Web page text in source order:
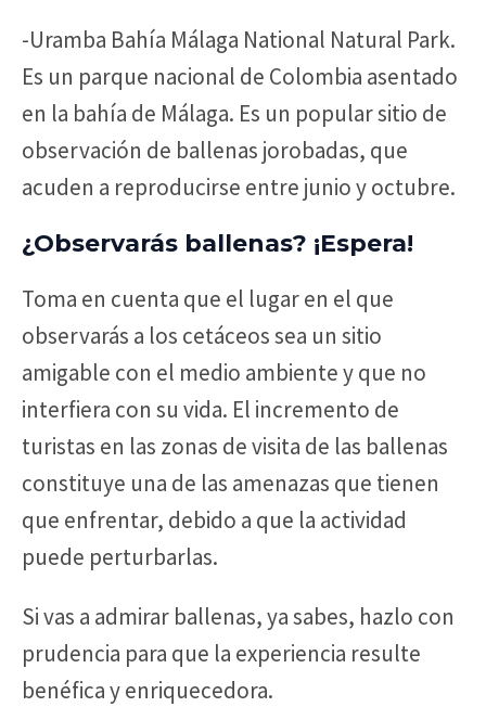
-Uramba Bahía Málaga National Natural Park.
Es un parque nacional de Colombia asentado
en la bahía de Málaga. Es un popular sitio de
observación de ballenas jorobadas, que
acuden a reproducirse entre junio y octubre.
¿Observarás ballenas? ¡Espera!
Toma en cuenta que el lugar en el que
observarás a los cetáceos sea un sitio
amigable con el medio ambiente y que no
interfiera con su vida. El incremento de
turistas en las zonas de visita de las ballenas
constituye una de las amenazas que tienen
que enfrentar, debido a que la actividad
puede perturbarlas.
Si vas a admirar ballenas, ya sabes, hazlo con
prudencia para que la experiencia resulte
benéfica y enriquecedora.